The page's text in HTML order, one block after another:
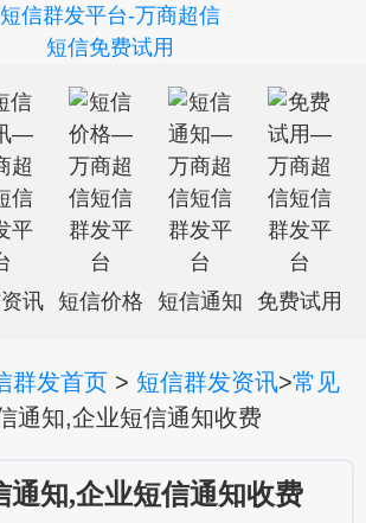
讯 短信价格 短信通知 免费试用
群发首页 > 短信群发资讯>常见
通知,企业短信通知收费
通知,企业短信通知收费